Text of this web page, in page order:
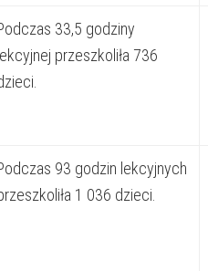
33,5 godziny
przeszkoliła 736
93 godzin lekcyjnych
1 036 dzieci.